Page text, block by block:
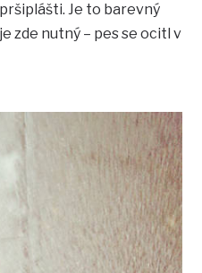
Je to barevný
zde nutný – pes se ocitl v